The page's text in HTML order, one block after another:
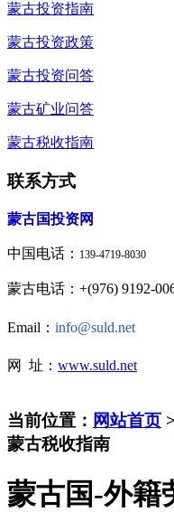
蒙古投资指南
蒙古投资政策
蒙古投资问答
蒙古矿业问答
蒙古税收指南
联系方式
蒙古国投资网
中国电话： 139-4719-8030
蒙古电话：+(976) 9192-
Email： info@suld.net
网 址： www.suld.net
当前位置： 网站首页 >
蒙古税收指南
蒙古国-外籍